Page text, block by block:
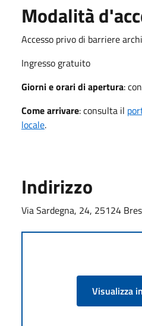
Modalità
Accesso privo di barriere
Ingresso gratuito
Giorni e orari di apertura:
Come arrivare: consulta il
locale.
Indirizzo
Via Sardegna, 24, 25124
Visualizza